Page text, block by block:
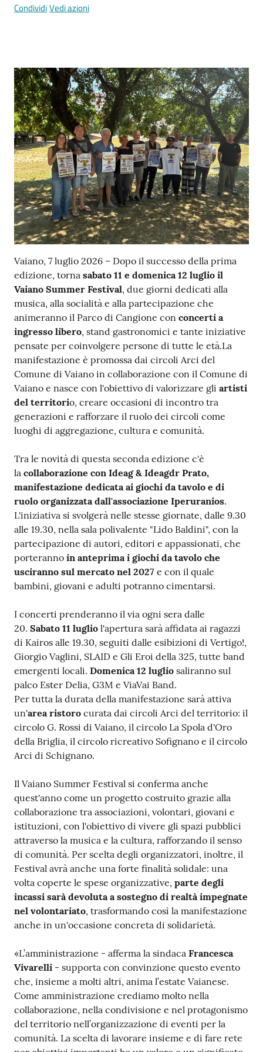
CondividiVedi azioni
Contenuto
Vaiano, 7 luglio 2026 – Dopo il successo della prima
edizione, torna sabato 11 e domenica 12 luglio il
Vaiano Summer Festival, due giorni dedicati alla
musica, alla socialità e alla partecipazione che
animeranno il Parco di Cangione con concerti a
ingresso libero, stand gastronomici e tante iniziative
pensate per coinvolgere persone di tutte le età.La
manifestazione è promossa dai circoli Arci del
Comune di Vaiano in collaborazione con il Comune di
Vaiano e nasce con l'obiettivo di valorizzare gli artisti
del territorio, creare occasioni di incontro tra
generazioni e rafforzare il ruolo dei circoli come
luoghi di aggregazione, cultura e comunità.
Tra le novità di questa seconda edizione c'è
la collaborazione con Ideag & Ideagdr Prato,
manifestazione dedicata ai giochi da tavolo e di
ruolo organizzata dall'associazione Iperuranios.
L'iniziativa si svolgerà nelle stesse giornate, dalle 9.30
alle 19.30, nella sala polivalente "Lido Baldini", con la
partecipazione di autori, editori e appassionati, che
porteranno in anteprima i giochi da tavolo che
usciranno sul mercato nel 2027 e con il quale
bambini, giovani e adulti potranno cimentarsi.
I concerti prenderanno il via ogni sera dalle
20. Sabato 11 luglio l'apertura sarà affidata ai ragazzi
di Kairos alle 19.30, seguiti dalle esibizioni di Vertigo!,
Giorgio Vaglini, SLAID e Gli Eroi della 325, tutte band
emergenti locali. Domenica 12 luglio saliranno sul
palco Ester Delia, G3M e ViaVai Band.
Per tutta la durata della manifestazione sarà attiva
un'area ristoro curata dai circoli Arci del territorio: il
circolo G. Rossi di Vaiano, il circolo La Spola d'Oro
della Briglia, il circolo ricreativo Sofignano e il circolo
Arci di Schignano.
Il Vaiano Summer Festival si conferma anche
quest'anno come un progetto costruito grazie alla
collaborazione tra associazioni, volontari, giovani e
istituzioni, con l'obiettivo di vivere gli spazi pubblici
attraverso la musica e la cultura, rafforzando il senso
di comunità. Per scelta degli organizzatori, inoltre, il
Festival avrà anche una forte finalità solidale: una
volta coperte le spese organizzative, parte degli
incassi sarà devoluta a sostegno di realtà impegnate
nel volontariato, trasformando così la manifestazione
anche in un'occasione concreta di solidarietà.
«L’amministrazione - afferma la sindaca Francesca
Vivarelli - supporta con convinzione questo evento
che, insieme a molti altri, anima l’estate Vaianese.
Come amministrazione crediamo molto nella
collaborazione, nella condivisione e nel protagonismo
del territorio nell’organizzazione di eventi per la
comunità. La scelta di lavorare insieme e di fare rete